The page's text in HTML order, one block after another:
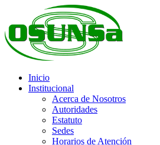
Inicio
Institucional
Acerca de Nosotros
Autoridades
Estatuto
Sedes
Horarios de Atención